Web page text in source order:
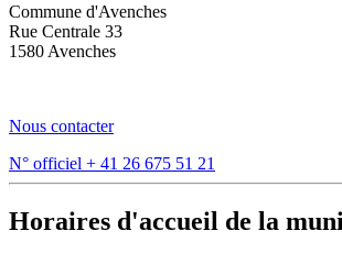
Commune d'Avenches
Rue Centrale 33
1580 Avenches
Nous contacter
N° officiel + 41 26 675 51 21
Horaires d'accueil de la